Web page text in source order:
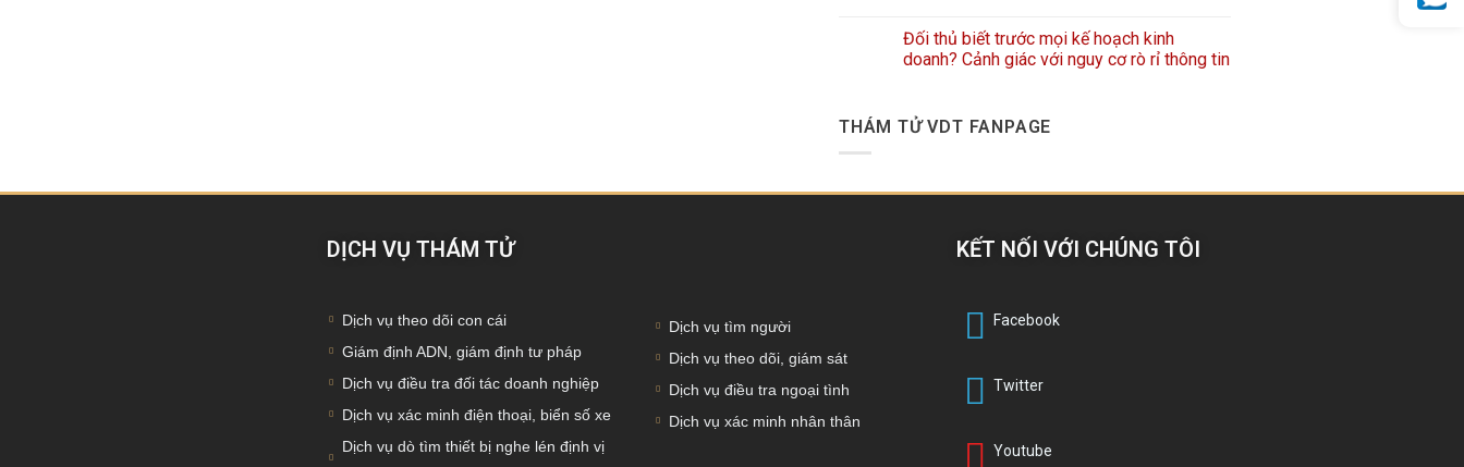
Đối thủ biết trước mọi kế hoạch kinh
doanh? Cảnh giác với nguy cơ rò rỉ thông tin
THÁM TỬ VDT FANPAGE
DỊCH VỤ THÁM TỬ
Dịch vụ theo dõi con cái
Giám định ADN, giám định tư pháp
Dịch vụ điều tra đối tác doanh nghiệp
Dịch vụ xác minh điện thoại, biển số xe
Dịch vụ dò tìm thiết bị nghe lén định vị
Dịch vụ tìm người
Dịch vụ theo dõi, giám sát
Dịch vụ điều tra ngoại tình
Dịch vụ xác minh nhân thân
KẾT NỐI VỚI CHÚNG TÔI
Facebook
Twitter
Youtube